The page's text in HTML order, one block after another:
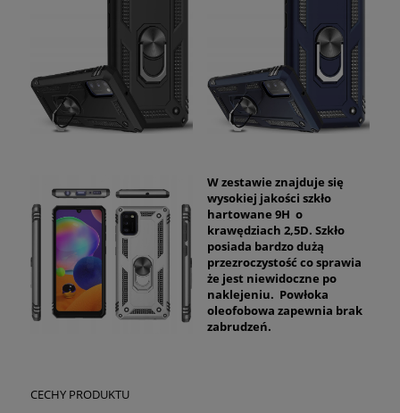
W zestawie znajduje się
wysokiej jakości szkło
hartowane 9H o
krawędziach 2,5D. Szkło
posiada bardzo dużą
przezroczystość co sprawia
że jest niewidoczne po
naklejeniu. Powłoka
oleofobowa zapewnia brak
zabrudzeń.
CECHY PRODUKTU